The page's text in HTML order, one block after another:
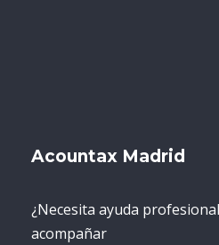
Acountax Madrid
¿Necesita ayuda
acompañar